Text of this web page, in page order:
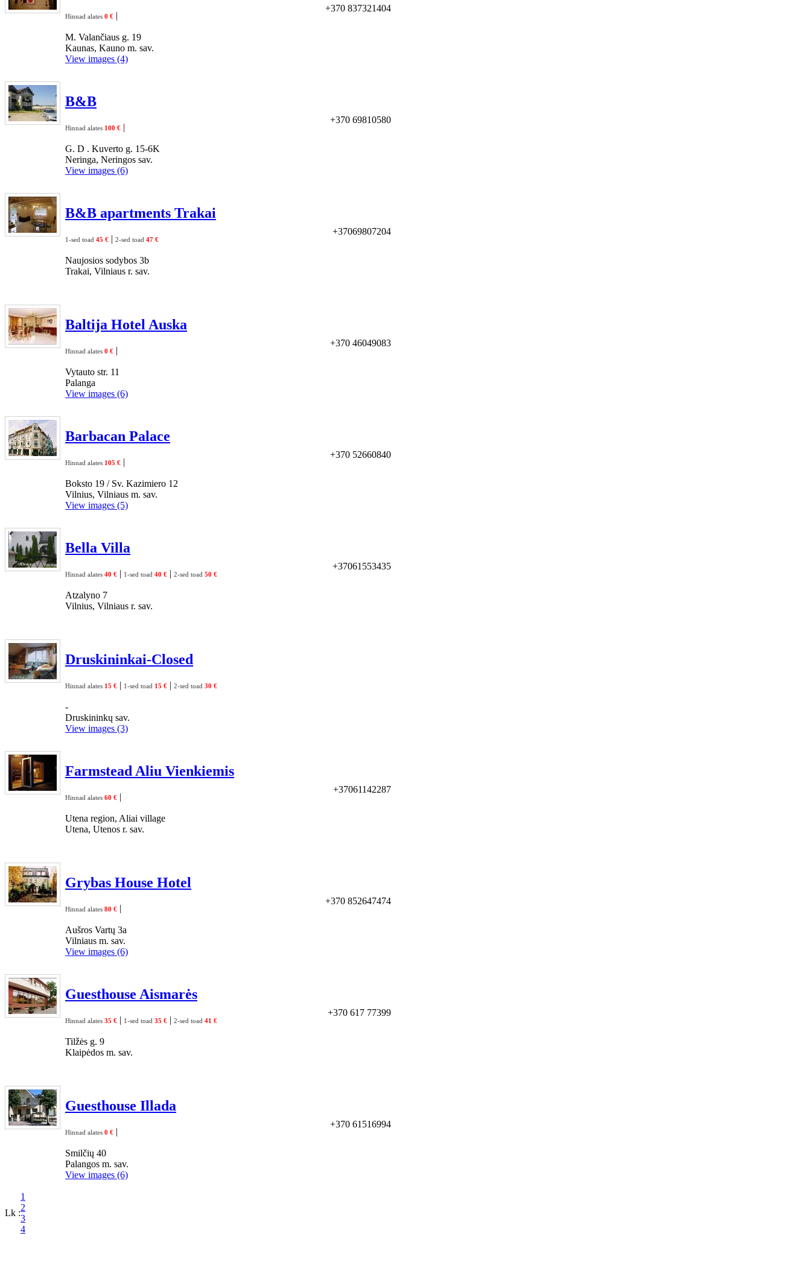
Hinnad alates 0 € |
M. Valančiaus g. 19
Kaunas, Kauno m. sav.
+370 837321404
View images (4)
B&B
Hinnad alates 100 € |
G. D . Kuverto g. 15-6K
Neringa, Neringos sav.
+370 69810580
View images (6)
B&B apartments Trakai
1-sed toad 45 € | 2-sed toad 47 €
Naujosios sodybos 3b
Trakai, Vilniaus r. sav.
+37069807204
Baltija Hotel Auska
Hinnad alates 0 € |
Vytauto str. 11
Palanga
+370 46049083
View images (6)
Barbacan Palace
Hinnad alates 105 € |
Boksto 19 / Sv. Kazimiero 12
Vilnius, Vilniaus m. sav.
+370 52660840
View images (5)
Bella Villa
Hinnad alates 40 € | 1-sed toad 40 € | 2-sed toad 50 €
Atzalyno 7
Vilnius, Vilniaus r. sav.
+37061553435
Druskininkai-Closed
Hinnad alates 15 € | 1-sed toad 15 € | 2-sed toad 30 €
-
Druskininkų sav.
View images (3)
Farmstead Aliu Vienkiemis
Hinnad alates 60 € |
Utena region, Aliai village
Utena, Utenos r. sav.
+37061142287
Grybas House Hotel
Hinnad alates 80 € |
Aušros Vartų 3a
Vilniaus m. sav.
+370 852647474
View images (6)
Guesthouse Aismarės
Hinnad alates 35 € | 1-sed toad 35 € | 2-sed toad 41 €
Tilžės g. 9
Klaipėdos m. sav.
+370 617 77399
Guesthouse Illada
Hinnad alates 0 € |
Smilčių 40
Palangos m. sav.
+370 61516994
View images (6)
Lk :
1
2
3
4